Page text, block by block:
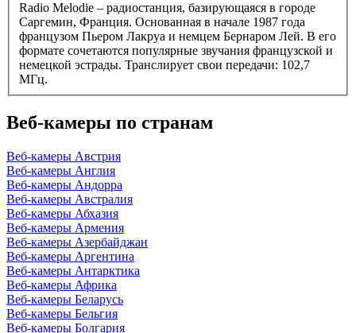
Radio Melodie – радиостанция, базирующаяся в городе
Саргемин, Франция. Основанная в начале 1987 года
французом Пьером Лакруа и немцем Бернаром Лей. В его
формате сочетаются популярные звучания французской и
немецкой эстрады. Транслирует свои передачи: 102,7
МГц.
Веб-камеры по странам
Веб-камеры Австрия
Веб-камеры Англия
Веб-камеры Андорра
Веб-камеры Австралия
Веб-камеры Абхазия
Веб-камеры Армения
Веб-камеры Азербайджан
Веб-камеры Аргентина
Веб-камеры Антарктика
Веб-камеры Африка
Веб-камеры Беларусь
Веб-камеры Бельгия
Веб-камеры Болгария